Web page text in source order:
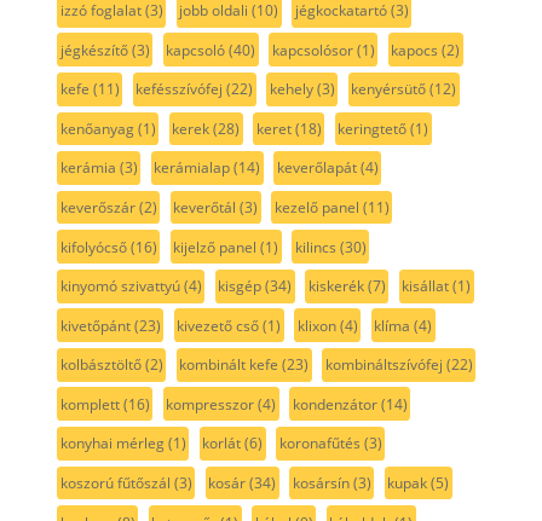
izzó foglalat(3) jobb oldali (10) jégkockatartó(3)
jégkészítő(3) kapcsoló(40) kapcsolósor(1) kapocs (2)
kefe (11) kefésszívófej (22) kehely(3) kenyérsütő(12)
kenőanyag(1) kerek(28) keret(18) keringtető(1)
kerámia (3) kerámialap(14) keverőlapát(4)
keverőszár(2) keverőtál (3) kezelő panel (11)
kifolyócső(16) kijelző panel (1) kilincs (30)
kinyomó szivattyú(4) kisgép(34) kiskerék(7) kisállat(1)
kivetőpánt(23) kivezető cső(1) klixon(4) klíma (4)
kolbásztöltő(2) kombinált kefe (23) kombináltszívófej (22)
komplett(16) kompresszor(4) kondenzátor(14)
konyhai mérleg(1) korlát(6) koronafűtés (3)
koszorú fűtőszál (3) kosár(34) kosársín(3) kupak(5)